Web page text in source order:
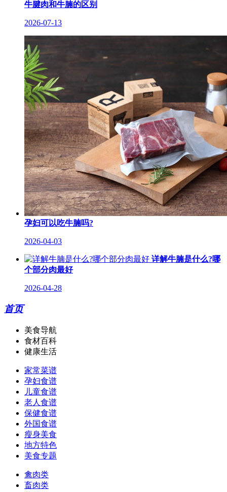
牛腱肉和牛腩的区别
2026-07-13
孕妇可以吃牛腩吗?
2026-04-03
详解牛腩是什么?哪
个部分肉最好
2026-04-28
首页
美食导航
食材百科
健康生活
家常菜谱
孕妇食谱
儿童食谱
老人食谱
保健食谱
外国食谱
瘦身美食
地方特色
美食专题
禽肉类
畜肉类